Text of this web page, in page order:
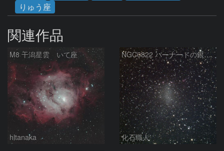
りゅう座
関連作品
M8 干潟星雲 いて座
hltanaka
NGC6822 バーナードの銀河 いて座
化石職人